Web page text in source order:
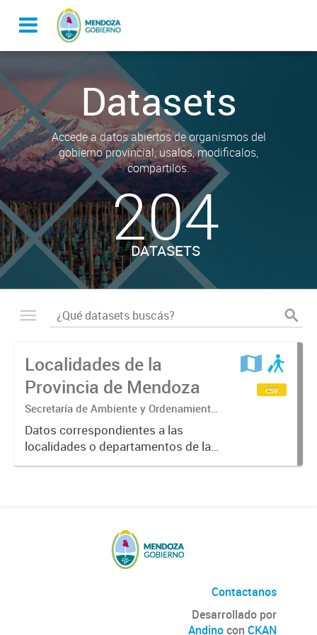
Datasets
Accede a datos abiertos de organismos del
gobierno provincial, usalos, modificalos,
compartilos.
204
DATASETS
Localidades de la
Provincia de Mendoza
Secretaría de Ambiente y Ordenamiento
Territorial.
Datos correspondientes a las
localidades o departamentos de la
Provincia de Mendoza
csv
Contactanos
Desarrollado por
Andinocon CKAN